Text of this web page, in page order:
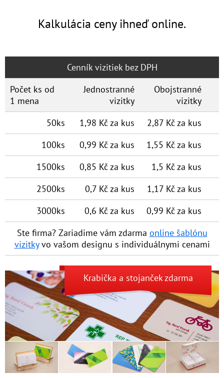
Kalkulácia ceny ihneď online.
Cenník vizitiek bez DPH
Počet ks od
1 mena
Jednostranné
vizitky
Obojstranné
vizitky
50ks
1,98 Kč za kus
2,87 Kč za kus
100ks
0,99 Kč za kus
1,55 Kč za kus
1500ks
0,85 Kč za kus
1,5 Kč za kus
2500ks
0,7 Kč za kus
1,17 Kč za kus
3000ks
0,6 Kč za kus
0,99 Kč za kus
Ste firma? Zariadime vám zdarma online šablónu
vizitkyvo vašom designu s individuálny­mi cenami
Krabička a stojančekzdarma